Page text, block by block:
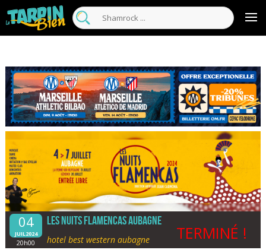
04
JUIL2024
20h00
LES NUITS FLAMENCAS AUBAGNE
TERMINÉ !
hotel best western aubagne